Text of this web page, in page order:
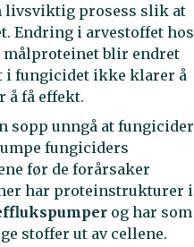
livsviktig prosess slik at
Endring i arvestoffet hos
blir endret
i fungicidet ikke klarer å
å få effekt.
sopp unngå at fungicider
fungiciders
før de forårsaker
har proteinstrukturer i
og har som
stoffer ut av cellene.